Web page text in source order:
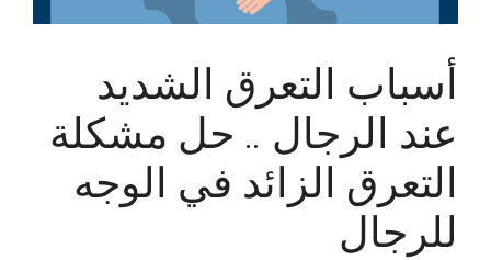
أسباب التعرق الشديد
عند الرجال .. حل مشكلة
التعرق الزائد في الوجه
للرجال